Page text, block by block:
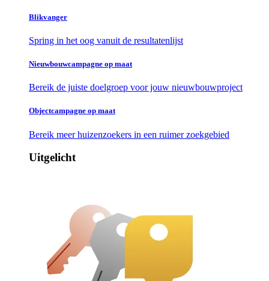
Blikvanger
Spring in het oog vanuit de resultatenlijst
Nieuwbouwcampagne op maat
Bereik de juiste doelgroep voor jouw nieuwbouwproject
Objectcampagne op maat
Bereik meer huizenzoekers in een ruimer zoekgebied
Uitgelicht